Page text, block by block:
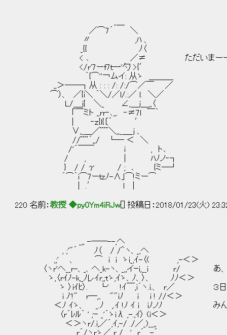
／⌒7´ ＼
〃 ,ﾊ 、
_{{ ﾉ〈
< ､ ／≠ ただいまー
</r'7ーf7ｔ一'勺 >{′
｀{⌒''￢ムイ: 从ゝ ＿＿＿
,,＞──┐从 : : : /: /:/⌒／￣ ／
⌒）、 ／{i＼ ｀＼/／l/.:／ l. ＼／
L/＿j{ ＼_ ∠,＿j＿,,〈
｢￣ミト ,,rr‐､,,. ‐≠7l ￣｀
| ‐ｚ{l{〔´ ′
∨,_＿／¨¨＼,,_＿_j 、
//¨¨´,,/ └─ ＜ ＼
/'´￣￣ ｉ , ト､
/ , | ﾊﾉノ‐┐
} / / γ / ; ､ {ミ─┘
´⌒｀i⌒7ーｔzﾉ-∧｣⌒!ミー⌒
| .′ l |
220 名前： 教授 ◆py0Ym4iRJw[] 投稿日：2018/01/23(火)
_,, -──--,へ
, ;'"´ ﾉ（ / /＾ヽ、_,へ
,;' 、 ⌒ i i ゝi_,ｲ-〈( ,-＜＞
〈ヽr'へ__r-、_、へ_k-ヽ、_,,イｰi,__i r/ あ、お
ゝ,〈rｲﾉ-k,_ﾉレｲr,;tゝ,ｲゝ、ﾉ、〉、 ﾉﾉ＜＞
ゝ 〉iｲﾋ〉. └' !ｲ￣,i´ヽ.i.、 r／ ３日もほ
i ﾉ'!" r─,、 ""iﾉ i i ! //＜＞
＜ﾉ ｲゝ、 _.ﾉ ,.ｲ !ﾉ ｲ i iﾉノﾉ みんな心配
〈r´ﾚﾙ｀ ' ;ｰ _'´ゝiλ ,-.,ｲ〉 (i＜＞
＜＞ヽr/.i,／´,ｲ,-/ ./／_)__,,
r´/ヽrゝ／ r_/ ,' r´,, -´